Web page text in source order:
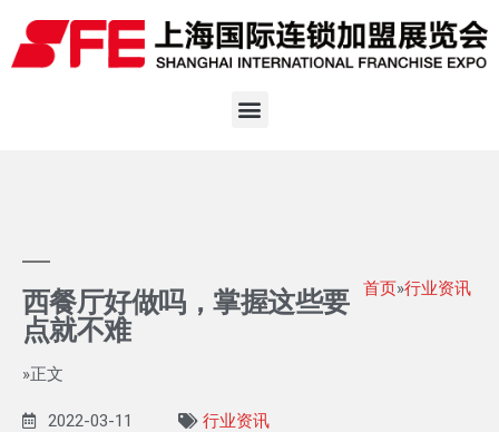
西餐厅好做吗，掌握这些要
点就不难
首页»行业资讯
»正文
2022-03-11 行业资讯